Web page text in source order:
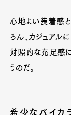
心地よい装着感と
ろん、カジュアル
対照的な充足感
うのだ。
希少なバイカ